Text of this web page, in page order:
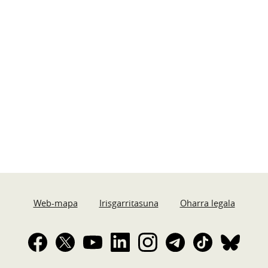
Web-mapa Irisgarritasuna Oharra legala